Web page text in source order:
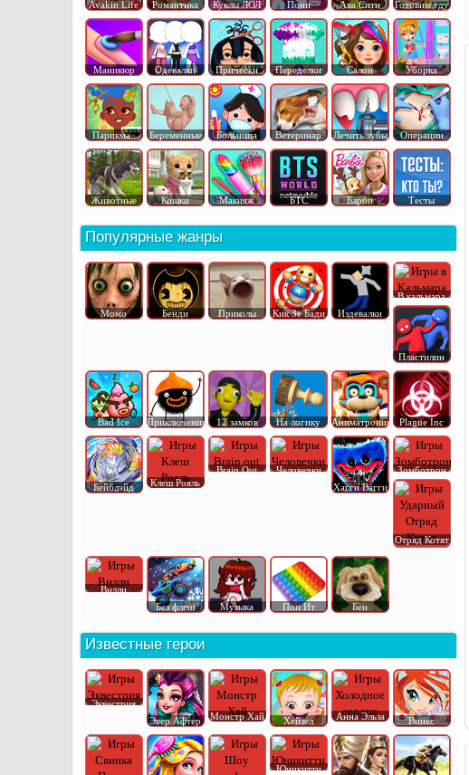
Avakin Life Романтика Куклы ЛОЛ Пони Ава Сити Готовим еду
Маникюр Одевалки Прически Переделки Салон Уборка
Парикма.. Беременные Больница Ветеринар Лечить зубы Операции
Животные Кошки Макияж БТС Барби Тесты
Популярные жанры
Момо Бенди Приколы Кик Зе Бади Издевалки
В кальмара
Пластилин
Bad Ice Приключения 12 замков На логику Аниматроник Plague Inc
Бейблэйд Клеш Рояль
Brain Out
Человечки
Хагги Вагги
Зомботрон
Отряд Котят
Вилли
Без флеш
Музыка Поп Ит Бен
Известные герои
Эквестрия
Эвер Афтер
Монстр Хай Хейзел Анна Эльза Винкс
Юникитти